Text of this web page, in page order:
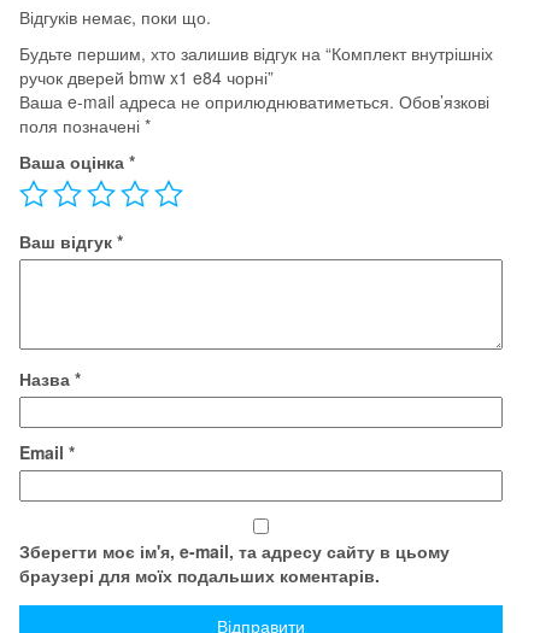
Відгуків немає, поки що.
Будьте першим, хто залишив відгук на “Комплект внутрішніх
ручок дверей bmw x1 e84 чорні”
Ваша e-mail адреса не оприлюднюватиметься. Обов’язкові
поля позначені *
Ваша оцінка *
Ваш відгук *
Назва *
Email *
Зберегти моє ім'я, e-mail, та адресу сайту в цьому
браузері для моїх подальших коментарів.